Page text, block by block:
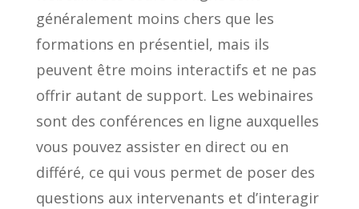
généralement moins chers que les
formations en présentiel, mais ils
peuvent être moins interactifs et ne pas
offrir autant de support. Les webinaires
sont des conférences en ligne auxquelles
vous pouvez assister en direct ou en
différé, ce qui vous permet de poser des
questions aux intervenants et d’interagir